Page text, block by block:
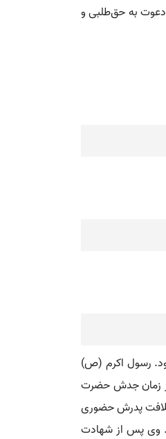
دعوت به حق‌طلبی و
رسول اکرم (ص)
زمان جدش حضرت
پدرش حضوری
وی پس از شهادت